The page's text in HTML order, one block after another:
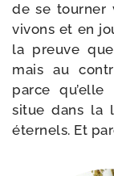
de se tour­ner
vivons et en
la preuve
mais au
parce
situe dans la
éter­nels. Et